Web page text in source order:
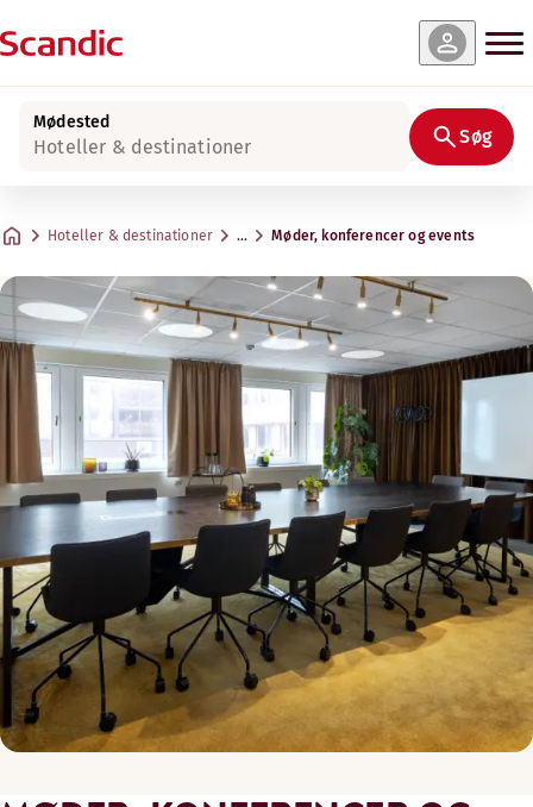
Mødested
Hoteller & destinationer Søg
Hoteller & destinationer … Møder, konferencer og events